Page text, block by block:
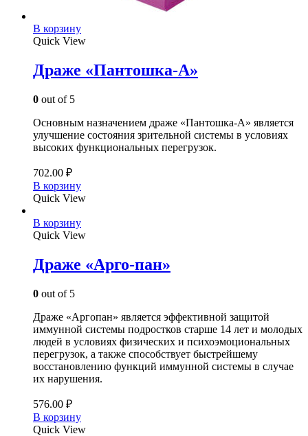
В корзину
Quick View
Драже «Пантошка-A»
0 out of 5
Основным назначением драже «Пантошка­-А» является
улучшение состояния зрительной системы в условиях
высоких функциональных перегрузок.
702.00 ₽
В корзину
Quick View
В корзину
Quick View
Драже «Арго-пан»
0 out of 5
Драже «Аргопан» является эффективной защитой
иммунной системы подростков старше 14 лет и молодых
людей в условиях физических и психоэмоциональных
перегрузок, а также способствует быстрейшему
восстановлению функций иммунной системы в случае
их нарушения.
576.00 ₽
В корзину
Quick View